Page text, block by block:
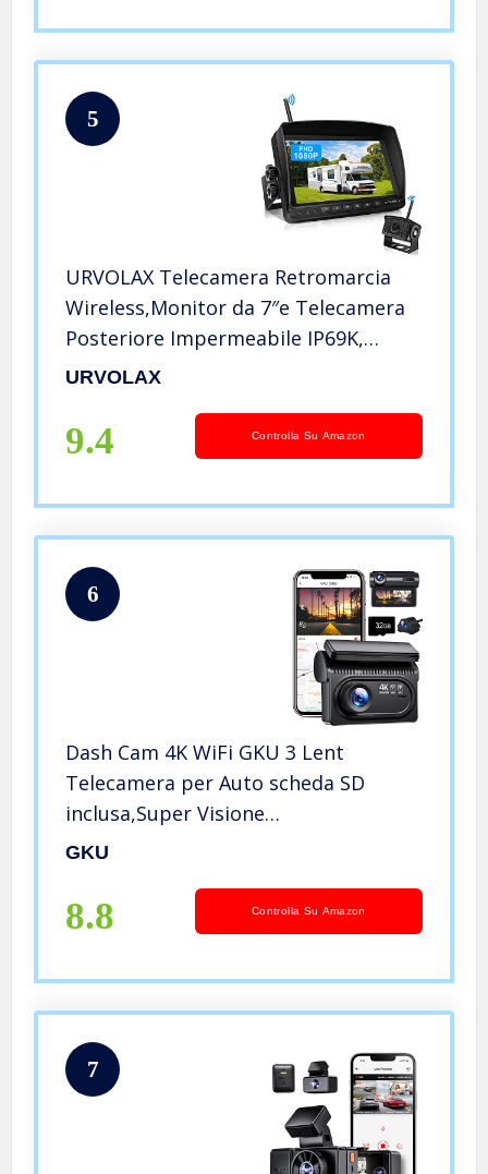
5
URVOLAX Telecamera Retromarcia
Wireless,Monitor da 7″e Telecamera
Posteriore Impermeabile IP69K,
Visione Notturna HD 1080P 170 °
Parcheggio Auto per Roulotte
Autocarri Auto
URVOLAX
9.4 Controlla Su Amazon
6
Dash Cam 4K WiFi GKU 3 Lent
Telecamera per Auto scheda SD
inclusa,Super Visione
Notturna,WDR,GPS,G-
Grandangolo 170°,24H Monitor di
Parcheggio,Tipo-C,3,16 pollici
GKU
8.8 Controlla Su Amazon
7